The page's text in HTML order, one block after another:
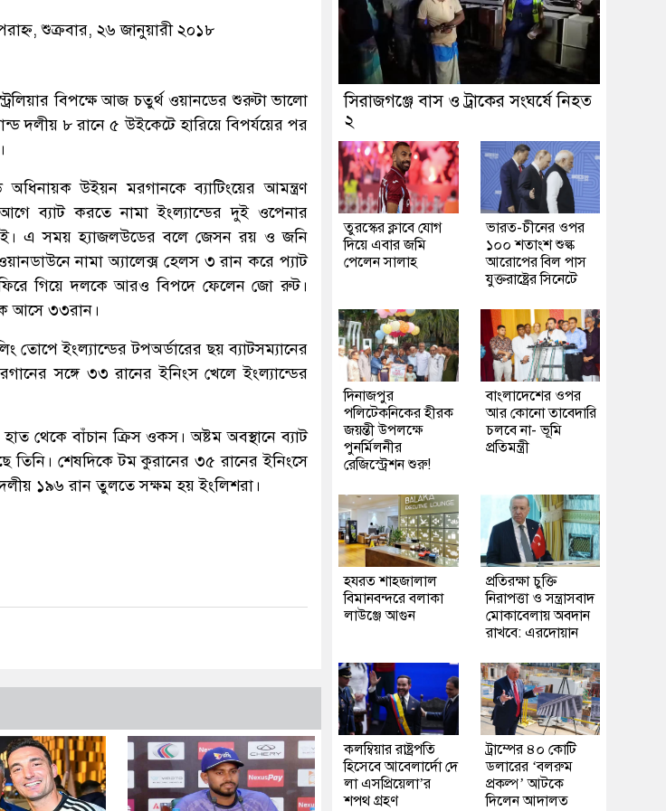
শুক্রবার, ২৬ জানুয়ারী ২০১৮
বিপক্ষে আজ চতুর্থ ওয়ানডের শুরুটা ভালো
দলীয় ৮ রানে ৫ উইকেটে হারিয়ে বিপর্যয়ের পর
উইয়ন মরগানকে ব্যাটিংয়ের আমন্ত্রণ
ব্যাট করতে নামা ইংল্যান্ডের দুই ওপেনার
এ সময় হ্যাজলউডের বলে জেসন রয় ও জনি
নামা অ্যালেক্স হেলস ৩ রান করে প্যাট
গিয়ে দলকে আরও বিপদে ফেলেন জো রুট।
আসে ৩৩রান।
তোপে ইংল্যান্ডের টপঅর্ডারের ছয় ব্যাটসম্যানের
সঙ্গে ৩৩ রানের ইনিংস খেলে ইংল্যান্ডের
থেকে বাঁচান ক্রিস ওকস। অষ্টম অবস্থানে ব্যাট
তিনি। শেষদিকে টম কুরানের ৩৫ রানের ইনিংসে
১৯৬ রান তুলতে সক্ষম হয় ইংলিশরা।
সিরাজগঞ্জে বাস ও ট্রাকের সংঘর্ষে নিহত
২
তুরস্কের ক্লাবে যোগ
দিয়ে এবার জমি
পেলেন সালাহ
ভারত-চীনের ওপর
১০০ শতাংশ শুল্ক
আরোপের বিল পাস
যুক্তরাষ্ট্রের সিনেটে
দিনাজপুর
পলিটেকনিকের হীরক
জয়ন্তী উপলক্ষে
পুনর্মিলনীর
রেজিস্ট্রেশন শুরু!
বাংলাদেশের ওপর
আর কোনো তাবেদারি
চলবে না- ভূমি
প্রতিমন্ত্রী
হযরত শাহজালাল
বিমানবন্দরে বলাকা
লাউঞ্জে আগুন
প্রতিরক্ষা চুক্তি
নিরাপত্তা ও সন্ত্রাসবাদ
মোকাবেলায় অবদান
রাখবে: এরদোয়ান
কলম্বিয়ার রাষ্ট্রপতি
হিসেবে আবেলার্দো দে
লা এসপ্রিয়েলা’র
শপথ গ্রহণ
ট্রাম্পের ৪০ কোটি
ডলারের ‘বলরুম
প্রকল্প’ আটকে
দিলেন আদালত